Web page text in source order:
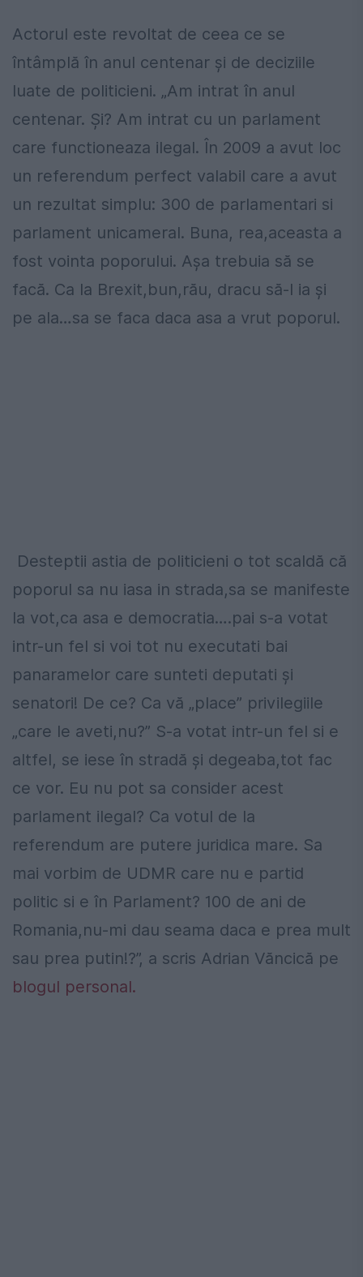
Actorul este revoltat de ceea ce se
întâmplă în anul centenar şi de deciziile
luate de politicieni. „Am intrat în anul
centenar. Şi? Am intrat cu un parlament
care functioneaza ilegal. În 2009 a avut loc
un referendum perfect valabil care a avut
un rezultat simplu: 300 de parlamentari si
parlament unicameral. Buna, rea,aceasta a
fost vointa poporului. Aşa trebuia să se
facă. Ca la Brexit,bun,rău, dracu să-l ia şi
pe ala…sa se faca daca asa a vrut poporul.
Desteptii astia de politicieni o tot scaldă că
poporul sa nu iasa in strada,sa se manifeste
la vot,ca asa e democratia….pai s-a votat
intr-un fel si voi tot nu executati bai
panaramelor care sunteti deputati şi
senatori! De ce? Ca vă „place” privilegiile
„care le aveti,nu?” S-a votat intr-un fel si e
altfel, se iese în stradă şi degeaba,tot fac
ce vor. Eu nu pot sa consider acest
parlament ilegal? Ca votul de la
referendum are putere juridica mare. Sa
mai vorbim de UDMR care nu e partid
politic si e în Parlament? 100 de ani de
Romania,nu-mi dau seama daca e prea mult
sau prea putin!?”, a scris Adrian Văncică pe
blogul personal.